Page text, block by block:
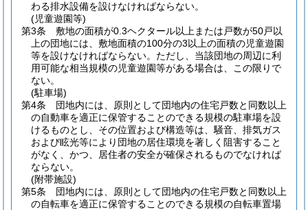
わる排水設備を設けなければならない。
(児童遊園等)
第3条
敷地の面積が0.3ヘクタール以上または戸数が50戸以
上の団地には、敷地面積の100分の3以上の面積の児童遊園
等を設けなければならない。 ただし、当該団地の周辺に利
用可能な相当規模の児童遊園等がある場合は、この限りで
ない。
(駐車場)
第4条
団地内には、原則として団地内の住宅戸数と同数以上
の自動車を適正に保管することのできる規模の駐車場を設
けるものとし、その位置および構造等は、騒音、排気ガス
および眩光等により団地の居住環境を著しく阻害すること
がなく、かつ、居住者の安全が確保されるものでなければ
ならない。
(附帯施設)
第5条
団地内には、原則として団地内の住宅戸数と同数以上
の自転車を適正に保管することのできる規模の自転車置場